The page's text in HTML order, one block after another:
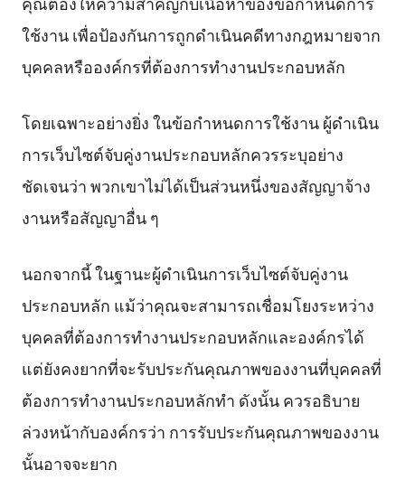
ใช้งาน เพื่อป้องกันการถูกดำเนินคดีทางกฎหมายจาก
บุคคลหรือองค์กรที่ต้องการทำงานประกอบหลัก
โดยเฉพาะอย่างยิ่ง ในข้อกำหนดการใช้งาน ผู้ดำเนิน
การเว็บไซต์จับคู่งานประกอบหลักควรระบุอย่าง
ชัดเจนว่า พวกเขาไม่ได้เป็นส่วนหนึ่งของสัญญาจ้าง
งานหรือสัญญาอื่น ๆ
นอกจากนี้ ในฐานะผู้ดำเนินการเว็บไซต์จับคู่งาน
ประกอบหลัก แม้ว่าคุณจะสามารถเชื่อมโยงระหว่าง
บุคคลที่ต้องการทำงานประกอบหลักและองค์กรได้
แต่ยังคงยากที่จะรับประกันคุณภาพของงานที่บุคคลที่
ต้องการทำงานประกอบหลักทำ ดังนั้น ควรอธิบาย
ล่วงหน้ากับองค์กรว่า การรับประกันคุณภาพของงาน
นั้นอาจจะยาก